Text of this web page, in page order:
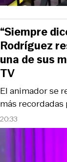
20:33
El animador se
más recordadas
“Siempre
Rodríguez
una de sus
TV